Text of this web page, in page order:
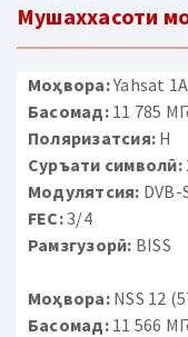
Мушаххасоти
Моҳвора:Yahsat
Басомад:11 785
Поляризатсия: H
Суръати символӣ:
Модулятсия:
FEC:3/4
Рамзгузорӣ: BISS
Моҳвора:NSS 12
Басомад:11 566